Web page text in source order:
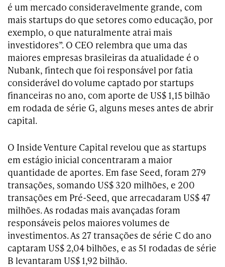
é um mercado consideravelmente grande, com
mais startups do que setores como educação, por
exemplo, o que naturalmente atrai mais
investidores”. O CEO relembra que uma das
maiores empresas brasileiras da atualidade é o
Nubank, fintech que foi responsável por fatia
considerável do volume captado por startups
financeiras no ano, com aporte de US$ 1,15 bilhão
em rodada de série G, alguns meses antes de abrir
capital.
O Inside Venture Capital revelou que as startups
em estágio inicial concentraram a maior
quantidade de aportes. Em fase Seed, foram 279
transações, somando US$ 320 milhões, e 200
transações em Pré-Seed, que arrecadaram US$ 47
milhões. As rodadas mais avançadas foram
responsáveis pelos maiores volumes de
investimentos. As 27 transações de série C do ano
captaram US$ 2,04 bilhões, e as 51 rodadas de série
B levantaram US$ 1,92 bilhão.